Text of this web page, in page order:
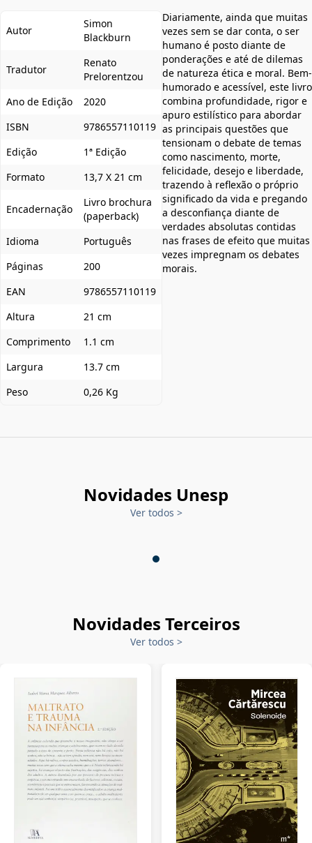
Autor
Simon
Blackburn
Tradutor
Renato
Prelorentzou
Ano de Edição
2020
ISBN
9786557110119
Edição
1ª Edição
Formato
13,7 X 21 cm
Encadernação
Livro brochura
(paperback)
Idioma
Português
Páginas
200
EAN
9786557110119
Altura
21 cm
Comprimento
1.1 cm
Largura
13.7 cm
Peso
0,26 Kg
Diariamente, ainda que muitas
vezes sem se dar conta, o ser
humano é posto diante de
ponderações e até de dilemas
de natureza ética e moral. Bem-
humorado e acessível, este livro
combina profundidade, rigor e
apuro estilístico para abordar
as principais questões que
tensionam o debate de temas
como nascimento, morte,
felicidade, desejo e liberdade,
trazendo à reflexão o próprio
significado da vida e pregando
a desconfiança diante de
verdades absolutas contidas
nas frases de efeito que muitas
vezes impregnam os debates
morais.
Novidades Unesp
Ver todos >
Novidades Terceiros
Ver todos >